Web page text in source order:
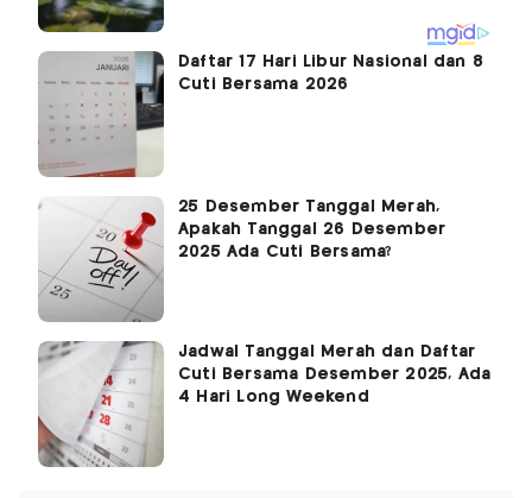
Daftar 17 Hari Libur Nasional dan 8
Cuti Bersama 2026
25 Desember Tanggal Merah,
Apakah Tanggal 26 Desember
2025 Ada Cuti Bersama?
Jadwal Tanggal Merah dan Daftar
Cuti Bersama Desember 2025, Ada
4 Hari Long Weekend